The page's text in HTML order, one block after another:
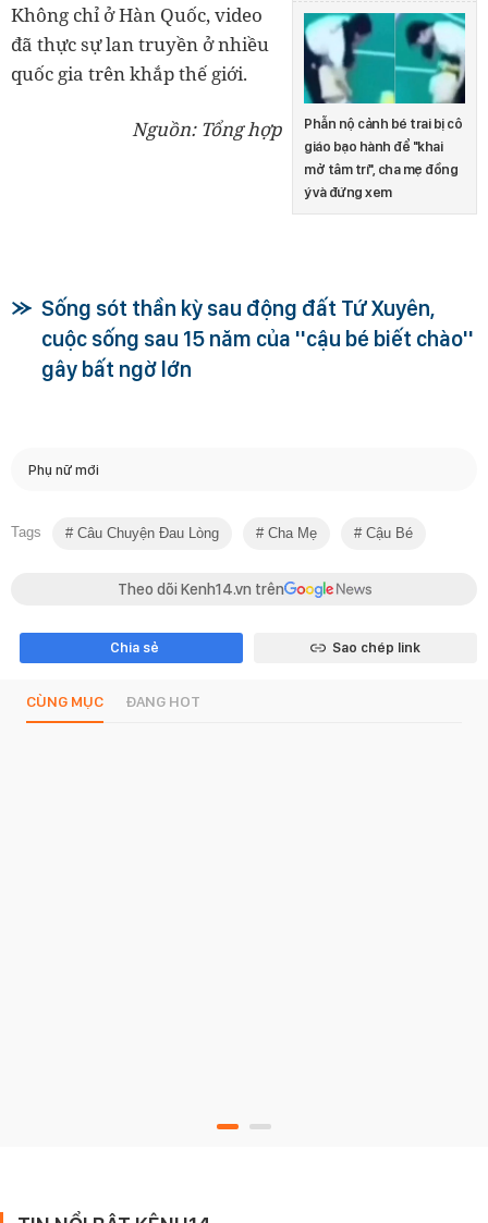
Phẫn nộ cảnh bé trai bị cô
giáo bạo hành để "khai
mở tâm trí", cha mẹ đồng
ý và đứng xem
Không chỉ ở Hàn Quốc, video
đã thực sự lan truyền ở nhiều
quốc gia trên khắp thế giới.
Nguồn: Tổng hợp
Sống sót thần kỳ sau động đất Tứ Xuyên,
cuộc sống sau 15 năm của ''cậu bé biết chào''
gây bất ngờ lớn
Phụ nữ mới
Tags Câu Chuyện Đau Lòng Cha Mẹ Cậu Bé
Theo dõi Kenh14.vn trên
Chia sẻ Sao chép link
CÙNG MỤC ĐANG HOT